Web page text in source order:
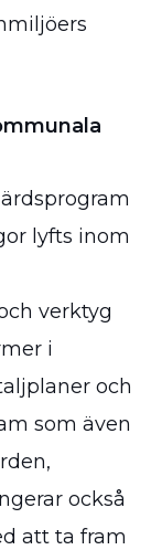
lyfts inom
verktyg
i
och
som även
också
att ta fram